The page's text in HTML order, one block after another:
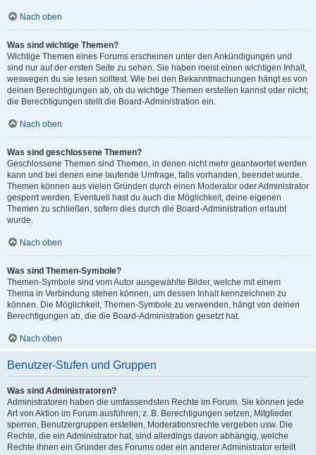
Nach oben
Was sind wichtige Themen?
Wichtige Themen eines Forums erscheinen unter den Ankündigungen und
sind nur auf der ersten Seite zu sehen. Sie haben meist einen wichtigen Inhalt,
weswegen du sie lesen solltest. Wie bei den Bekanntmachungen hängt es von
deinen Berechtigungen ab, ob du wichtige Themen erstellen kannst oder nicht;
die Berechtigungen stellt die Board-Administration ein.
Nach oben
Was sind geschlossene Themen?
Geschlossene Themen sind Themen, in denen nicht mehr geantwortet werden
kann und bei denen eine laufende Umfrage, falls vorhanden, beendet wurde.
Themen können aus vielen Gründen durch einen Moderator oder Administrator
gesperrt werden. Eventuell hast du auch die Möglichkeit, deine eigenen
Themen zu schließen, sofern dies durch die Board-Administration erlaubt
wurde.
Nach oben
Was sind Themen-Symbole?
Themen-Symbole sind vom Autor ausgewählte Bilder, welche mit einem
Thema in Verbindung stehen können, um dessen Inhalt kennzeichnen zu
können. Die Möglichkeit, Themen-Symbole zu verwenden, hängt von deinen
Berechtigungen ab, die die Board-Administration gesetzt hat.
Nach oben
Benutzer-Stufen und Gruppen
Was sind Administratoren?
Administratoren haben die umfassendsten Rechte im Forum. Sie können jede
Art von Aktion im Forum ausführen; z. B. Berechtigungen setzen, Mitglieder
sperren, Benutzergruppen erstellen, Moderationsrechte vergeben usw. Die
Rechte, die ein Administrator hat, sind allerdings davon abhängig, welche
Rechte ihnen ein Gründer des Forums oder ein anderer Administrator erteilt